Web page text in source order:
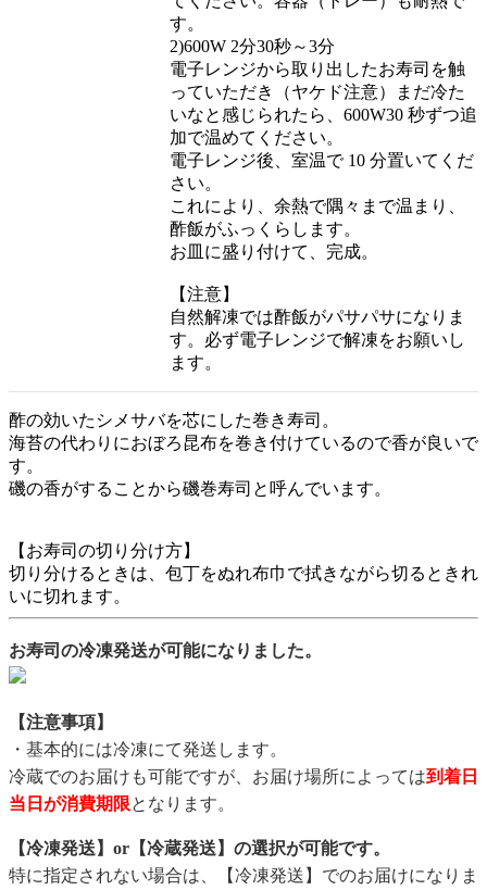
す。
2)600W 2分30秒～3分
電子レンジから取り出したお寿司を触
っていただき（ヤケド注意）まだ冷た
いなと感じられたら、600W30 秒ずつ追
加で温めてください。
電子レンジ後、室温で 10 分置いてくだ
さい。
これにより、余熱で隅々まで温まり、
酢飯がふっくらします。
お皿に盛り付けて、完成。
【注意】
自然解凍では酢飯がパサパサになりま
す。必ず電子レンジで解凍をお願いし
ます。
酢の効いたシメサバを芯にした巻き寿司。
海苔の代わりにおぼろ昆布を巻き付けているので香が良いで
す。
磯の香がすることから磯巻寿司と呼んでいます。
【お寿司の切り分け方】
切り分けるときは、包丁をぬれ布巾で拭きながら切るときれ
いに切れます。
お寿司の冷凍発送が可能になりました。
【注意事項】
・基本的には冷凍にて発送します。
冷蔵でのお届けも可能ですが、お届け場所によっては到着日
当日が消費期限となります。
【冷凍発送】or【冷蔵発送】の選択が可能です。
特に指定されない場合は、【冷凍発送】でのお届けになりま